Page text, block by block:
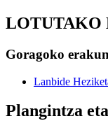
LOTUTAKO
Goragoko
Lanbide
Plangintza